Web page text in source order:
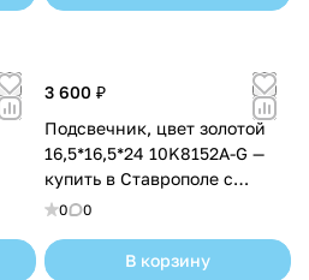
3 600 ₽
Подсвечник, цвет золотой
16,5*16,5*24 10K8152A-G —
купить в Ставрополе с
доставкой
0 0
В корзину